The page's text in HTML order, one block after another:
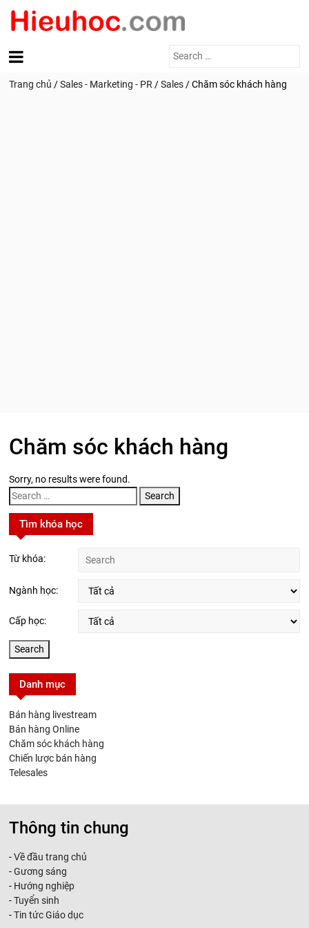
Search
Trang chủ /Sales - Marketing - PR /Sales /Chăm sóc khách hàng
Chăm sóc khách hàng
Sorry, no results were found.
Search
for:
Tìm khóa học
Từ khóa:
Ngành học:
Cấp học:
Danh mục
Bán hàng livestream
Bán hàng Online
Chăm sóc khách hàng
Chiến lược bán hàng
Telesales
Thông tin chung
-Về đầu trang chủ
-Gương sáng
- Hướng nghiệp
-Tuyển sinh
-Tin tức Giáo dục